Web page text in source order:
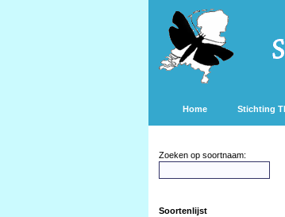
Home Stichting
Zoeken op soortnaam:
Soortenlijst